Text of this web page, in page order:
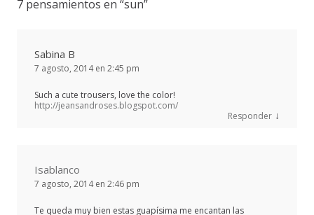
7 pensamientos en “sun”
Sabina B
7 agosto, 2014 en 2:45 pm
Such a cute trousers, love the color!
http://jeansandroses.blogspot.com/
Responder ↓
Isablanco
7 agosto, 2014 en 2:46 pm
Te queda muy bien estas guapísima me encantan las